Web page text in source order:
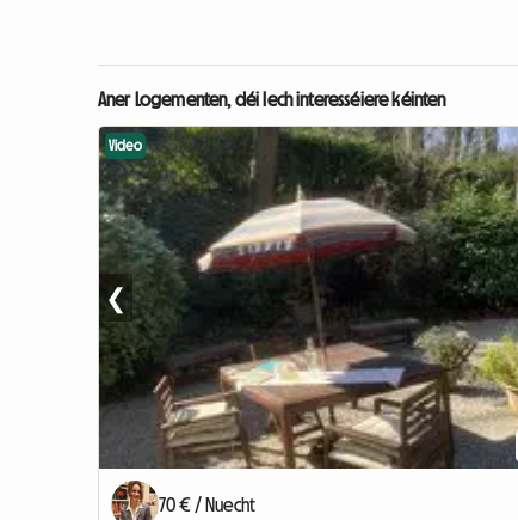
Aner Logementen, déi Iech interesséiere kéinten
Video
❮
70 € / Nuecht